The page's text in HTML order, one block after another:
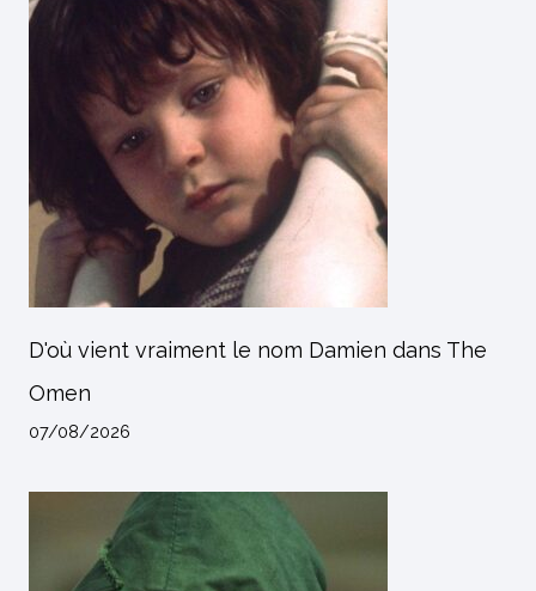
D'où vient vraiment le nom Damien dans The
Omen
07/08/2026